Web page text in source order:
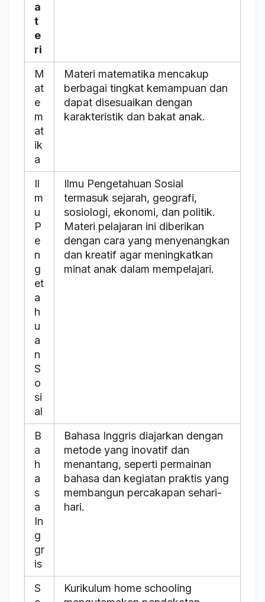
a
t
e
ri
M
at
e
m
at
ik
a
Materi matematika mencakup
berbagai tingkat kemampuan dan
dapat disesuaikan dengan
karakteristik dan bakat anak.
Il
m
u
P
e
n
g
et
a
h
u
a
n
S
o
si
al
Ilmu Pengetahuan Sosial
termasuk sejarah, geografi,
sosiologi, ekonomi, dan politik.
Materi pelajaran ini diberikan
dengan cara yang menyenangkan
dan kreatif agar meningkatkan
minat anak dalam mempelajari.
B
a
h
a
s
a
In
g
gr
is
Bahasa Inggris diajarkan dengan
metode yang inovatif dan
menantang, seperti permainan
bahasa dan kegiatan praktis yang
membangun percakapan sehari-
hari.
S
Kurikulum home schooling